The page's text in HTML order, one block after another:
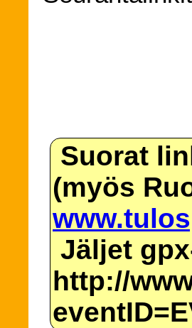
Suorat
(myös
Jäljet
http://